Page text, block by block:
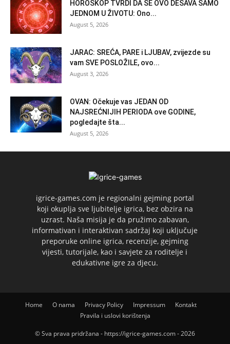
HOROSKOP TVRDI DA SE OVO DEŠAVA SAMO
JEDNOM U ŽIVOTU: Ono...
August 5, 2026
JARAC: SREĆA, PARE i LJUBAV, zvijezde su
vam SVE POSLOŽILE, ovo...
August 3, 2026
OVAN: Očekuje vas JEDAN OD
NAJSREĆNIJIH PERIODA ove GODINE,
pogledajte šta...
August 5, 2026
igrice-games.com je regionalni gejming portal
koji okuplja sve ljubitelje igrica, bez obzira na
uzrast. Naša misija je da pružimo zabavan,
informativan i interaktivan sadržaj koji uključuje
preporuke online igrica, recenzije, gejming
vijesti, tutorijale, kao i savjete za roditelje i
edukativne igre za djecu.
Home O nama Privacy Policy Impressum
Kontakt
Pravila i uslovi korištenja
© Sva prava pridržana - https://igrice-games.com - 2026